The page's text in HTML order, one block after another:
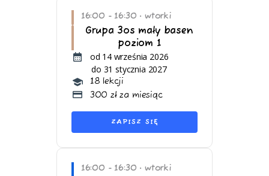
16:00 - 16:30 • wtorki
Grupa 3os mały basen
poziom 1
od 14 września 2026
do 31 stycznia 2027
18 lekcji
300 zł za miesiąc
ZAPISZ SIĘ
16:00 - 16:30 • wtorki